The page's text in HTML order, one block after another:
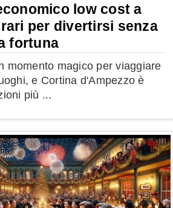
low cost a
per divertirsi senza
fortuna
momento magico per viaggiare
e Cortina d'Ampezzo è
più ...